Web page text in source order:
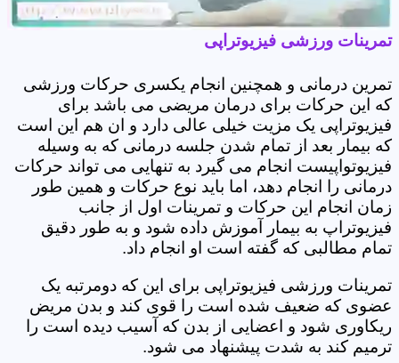
تمرینات ورزشی فیزیوتراپی
تمرین درمانی و همچنین انجام یکسری حرکات ورزشی
که این حرکات برای درمان مریضی می باشد برای
فیزیوتراپی یک مزیت خیلی عالی دارد و ان هم این است
که بیمار بعد از تمام شدن جلسه درمانی که به وسیله
فیزیوتواپیست انجام می گیرد به تنهایی می تواند حرکات
درمانی را انجام دهد، اما باید نوع حرکات و همین طور
زمان انجام این حرکات و تمرینات اول از جانب
فیزیوتراپ به بیمار آموزش داده شود و به طور دقیق
تمام مطالبی که گفته است او انجام داد.
تمرینات ورزشی فیزیوتراپی برای این که دومرتبه یک
عضوی که ضعیف شده است را قوی کند و بدن مریض
ریکاوری شود و اعضایی از بدن که آسیب دیده است را
ترمیم کند به شدت پیشنهاد می شود.